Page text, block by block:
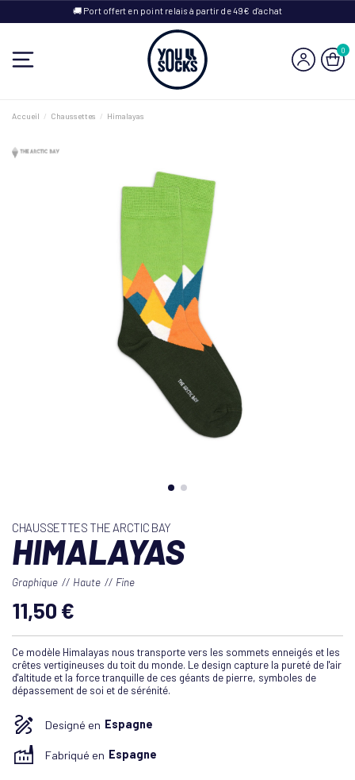
🚚 Port offert en point relais à partir de 49€ d'achat
0
Accueil Chaussettes Himalayas
CHAUSSETTES THE ARCTIC BAY
HIMALAYAS
Graphique Haute Fine
11,50 €
Ce modèle Himalayas nous transporte vers les sommets enneigés et les
crêtes vertigineuses du toit du monde. Le design capture la pureté de l'air
d'altitude et la force tranquille de ces géants de pierre, symboles de
dépassement de soi et de sérénité.
Designé en Espagne
Fabriqué en Espagne